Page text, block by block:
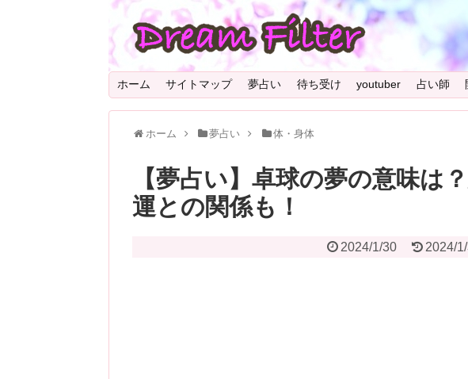
ホーム サイトマップ 夢占い 待ち受け youtuber 占い師
ホーム 夢占い 体・身体
【夢占い】卓球の夢の意味は
運との関係も！
2024/1/30 2024/